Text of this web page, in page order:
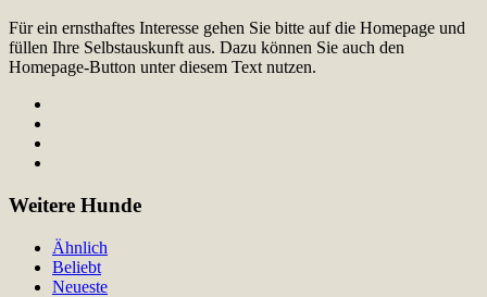
Für ein ernsthaftes Interesse gehen Sie bitte auf die Homepage und
füllen Ihre Selbstauskunft aus. Dazu können Sie auch den
Homepage-Button unter diesem Text nutzen.
Weitere Hunde
Ähnlich
Beliebt
Neueste